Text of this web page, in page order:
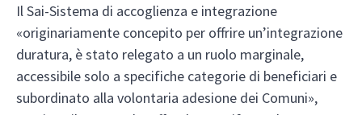
Il Sai-Sistema di accoglienza e integrazione
«originariamente concepito per offrire un’integrazione
duratura, è stato relegato a un ruolo marginale,
accessibile solo a specifiche categorie di beneficiari e
subordinato alla volontaria adesione dei Comuni»,